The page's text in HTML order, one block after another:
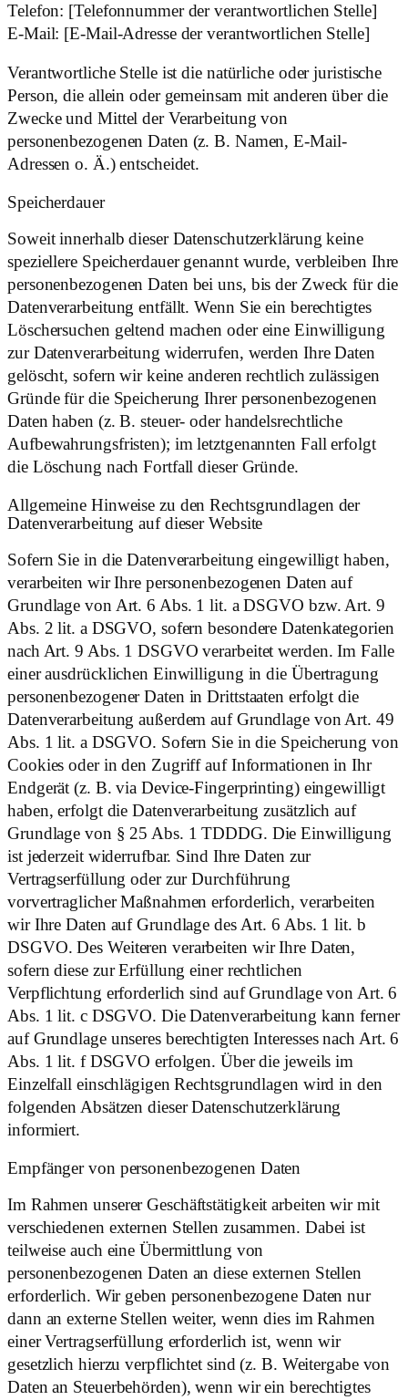
Telefon: [Telefonnummer der verantwortlichen Stelle]
E-Mail: [E-Mail-Adresse der verantwortlichen Stelle]
Verantwortliche Stelle ist die natürliche oder juristische
Person, die allein oder gemeinsam mit anderen über die
Zwecke und Mittel der Verarbeitung von
personenbezogenen Daten (z. B. Namen, E-Mail-
Adressen o. Ä.) entscheidet.
Speicherdauer
Soweit innerhalb dieser Datenschutzerklärung keine
speziellere Speicherdauer genannt wurde, verbleiben Ihre
personenbezogenen Daten bei uns, bis der Zweck für die
Datenverarbeitung entfällt. Wenn Sie ein berechtigtes
Löschersuchen geltend machen oder eine Einwilligung
zur Datenverarbeitung widerrufen, werden Ihre Daten
gelöscht, sofern wir keine anderen rechtlich zulässigen
Gründe für die Speicherung Ihrer personenbezogenen
Daten haben (z. B. steuer- oder handelsrechtliche
Aufbewahrungsfristen); im letztgenannten Fall erfolgt
die Löschung nach Fortfall dieser Gründe.
Allgemeine Hinweise zu den Rechtsgrundlagen der
Datenverarbeitung auf dieser Website
Sofern Sie in die Datenverarbeitung eingewilligt haben,
verarbeiten wir Ihre personenbezogenen Daten auf
Grundlage von Art. 6 Abs. 1 lit. a DSGVO bzw. Art. 9
Abs. 2 lit. a DSGVO, sofern besondere Datenkategorien
nach Art. 9 Abs. 1 DSGVO verarbeitet werden. Im Falle
einer ausdrücklichen Einwilligung in die Übertragung
personenbezogener Daten in Drittstaaten erfolgt die
Datenverarbeitung außerdem auf Grundlage von Art. 49
Abs. 1 lit. a DSGVO. Sofern Sie in die Speicherung von
Cookies oder in den Zugriff auf Informationen in Ihr
Endgerät (z. B. via Device-Fingerprinting) eingewilligt
haben, erfolgt die Datenverarbeitung zusätzlich auf
Grundlage von § 25 Abs. 1 TDDDG. Die Einwilligung
ist jederzeit widerrufbar. Sind Ihre Daten zur
Vertragserfüllung oder zur Durchführung
vorvertraglicher Maßnahmen erforderlich, verarbeiten
wir Ihre Daten auf Grundlage des Art. 6 Abs. 1 lit. b
DSGVO. Des Weiteren verarbeiten wir Ihre Daten,
sofern diese zur Erfüllung einer rechtlichen
Verpflichtung erforderlich sind auf Grundlage von Art. 6
Abs. 1 lit. c DSGVO. Die Datenverarbeitung kann ferner
auf Grundlage unseres berechtigten Interesses nach Art. 6
Abs. 1 lit. f DSGVO erfolgen. Über die jeweils im
Einzelfall einschlägigen Rechtsgrundlagen wird in den
folgenden Absätzen dieser Datenschutzerklärung
informiert.
Empfänger von personenbezogenen Daten
Im Rahmen unserer Geschäftstätigkeit arbeiten wir mit
verschiedenen externen Stellen zusammen. Dabei ist
teilweise auch eine Übermittlung von
personenbezogenen Daten an diese externen Stellen
erforderlich. Wir geben personenbezogene Daten nur
dann an externe Stellen weiter, wenn dies im Rahmen
einer Vertragserfüllung erforderlich ist, wenn wir
gesetzlich hierzu verpflichtet sind (z. B. Weitergabe von
Daten an Steuerbehörden), wenn wir ein berechtigtes